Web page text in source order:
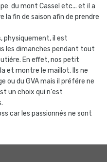
du mont Cassel etc... et il a
la fin de saison afin de prendre
physiquement, il est
les dimanches pendant tout
En effet, nos petit
et montre le maillot. Ils ne
ou du GVA mais il préfére ne
un choix qui n'est
car les passionnés ne sont